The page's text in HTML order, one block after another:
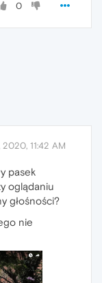
0
2020, 11:42 AM
pasek
oglądaniu
głośności?
nie